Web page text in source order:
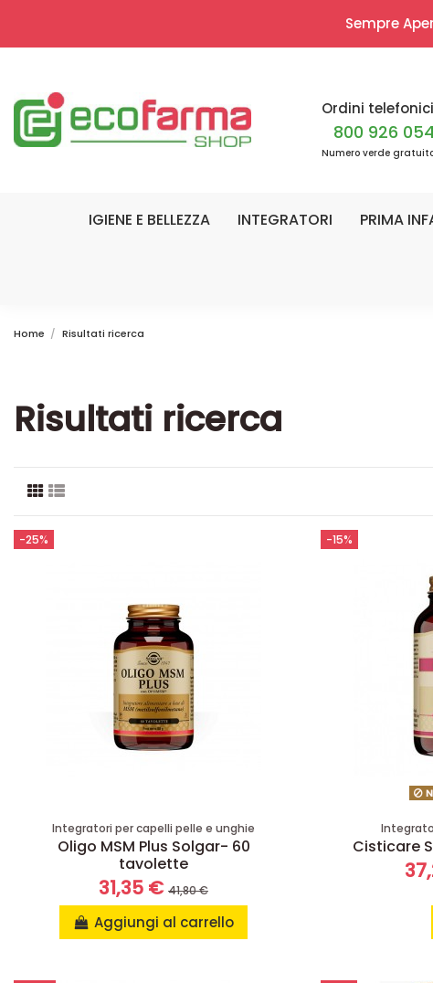
Sempre
Ordini
800 926 054
Numero verde
IGIENE E BELLEZZA INTEGRATORI PRIMA
Home Risultati ricerca
Risultati ricerca
-25%
Integratori per capelli pelle e unghie
Oligo MSM Plus Solgar- 60
tavolette
31,35 € 41,80 €
Aggiungi al carrello
-15%
Cisticare